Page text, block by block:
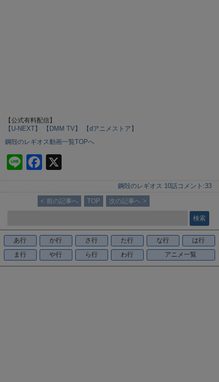
【公式有料配信】
【U-NEXT】
【DMM TV】
【dアニメストア】
鋼殻のレギオス動画一覧TOPへ
Li
n
e
F
a
c
e
o
o
k
鋼殻のレギオス 10話 コメント:33
< 前の記事へ TOP 次の記事へ >
あ行 か行 さ行 た行 な行
は行
ま行
や行 ら行 わ行 アニメ一覧